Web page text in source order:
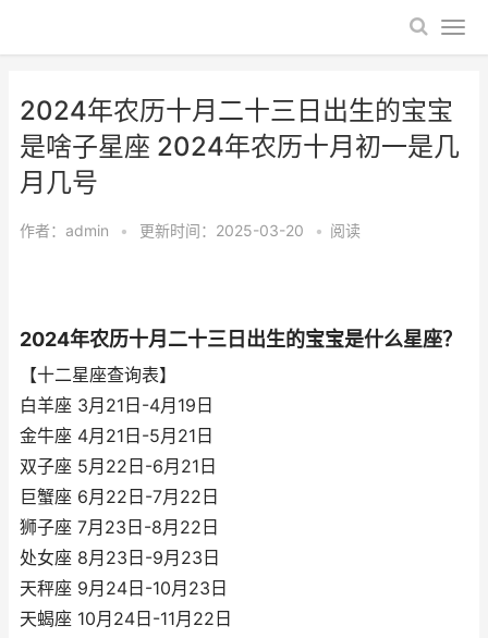
2024年农历十月二十三日出生的宝宝
是啥子星座 2024年农历十月初一是几
月几号
作者： admin • 更新时间：2025-03-20 • 阅读
2024年农历十月二十三日出生的宝宝是什么星座？
【十二星座查询表】
白羊座 3月21日-4月19日
金牛座 4月21日-5月21日
双子座 5月22日-6月21日
巨蟹座 6月22日-7月22日
狮子座 7月23日-8月22日
处女座 8月23日-9月23日
天秤座 9月24日-10月23日
天蝎座 10月24日-11月22日